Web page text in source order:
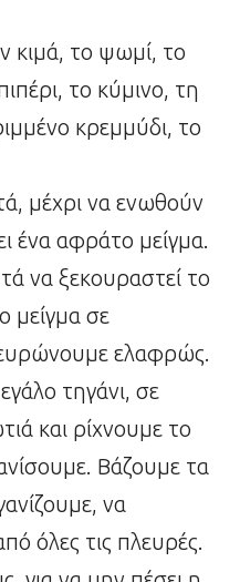
κιμά, το ψωμί, το
το κύμινο, τη
κρεμμύδι, το
μέχρι να ενωθούν
ένα αφράτο μείγμα.
να ξεκουραστεί το
μείγμα σε
ελαφρώς.
τηγάνι, σε
και ρίχνουμε το
Βάζουμε τα
να
όλες τις πλευρές.